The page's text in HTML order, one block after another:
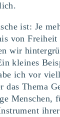
ist: Je
von
wir
kleines
ich vor
das Thema
Menschen,